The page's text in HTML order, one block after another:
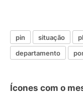
pin situação
departamento
Ícones com o